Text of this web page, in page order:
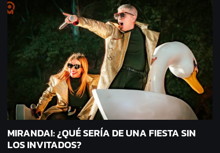
MIRANDA!: ¿QUÉ SERÍA DE UNA FIESTA SIN
LOS INVITADOS?